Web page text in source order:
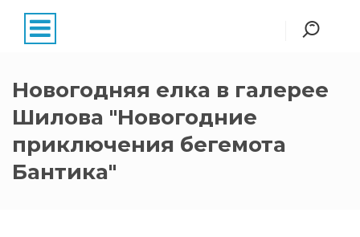
Новогодняя елка в галерее
Шилова "Новогодние
приключения бегемота
Бантика"